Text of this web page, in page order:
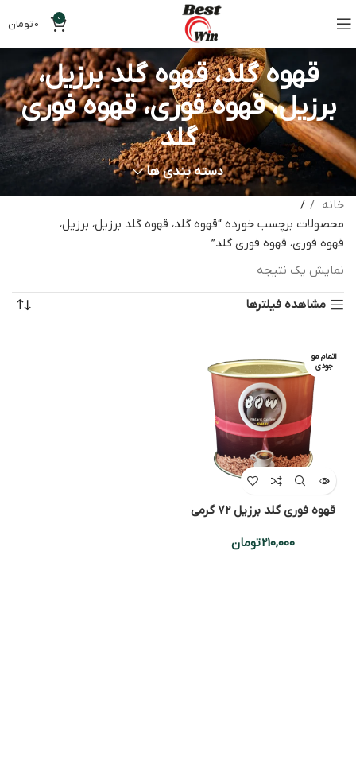
0
0تومان
قهوه گلد، قهوه گلد برزیل،
برزیل، قهوه فوری، قهوه فوری
گلد
دسته بندی ها
خانه
محصولات برچسب خورده “قهوه گلد، قهوه گلد برزیل، برزیل،
قهوه فوری، قهوه فوری گلد”
نمایش یک نتیجه
مشاهده فیلترها
اتمام مو
جودی
قهوه فوری گلد برزیل 72 گرمی
210,000تومان